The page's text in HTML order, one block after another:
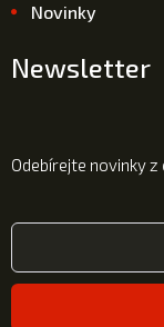
Novinky
Newsletter
Odebírejte novinky